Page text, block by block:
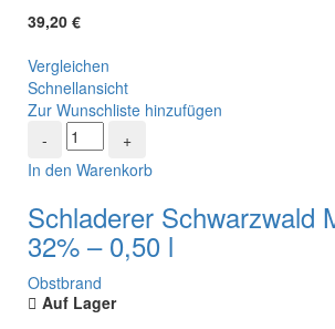
39,20 €
Vergleichen
Schnellansicht
Zur Wunschliste hinzufügen
In den Warenkorb
Schladerer Schwarzwald
32% – 0,50 l
Obstbrand
Auf Lager